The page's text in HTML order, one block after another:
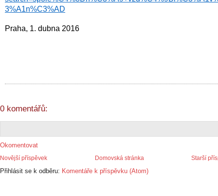
3%A1n%C3%AD
Praha, 1. dubna 2016
0 komentářů:
Okomentovat
Novější příspěvek Starší
Domovská stránka
Přihlásit se k odběru: Komentáře k příspěvku (Atom)